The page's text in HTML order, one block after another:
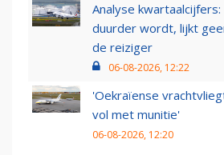
Analyse
duurder wordt, lijkt
de reiziger
06-08-2026, 12:22
'Oekraïense
vol met munitie'
06-08-2026, 12:20